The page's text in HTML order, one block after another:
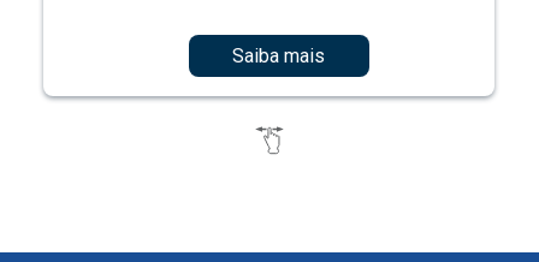
Saiba mais